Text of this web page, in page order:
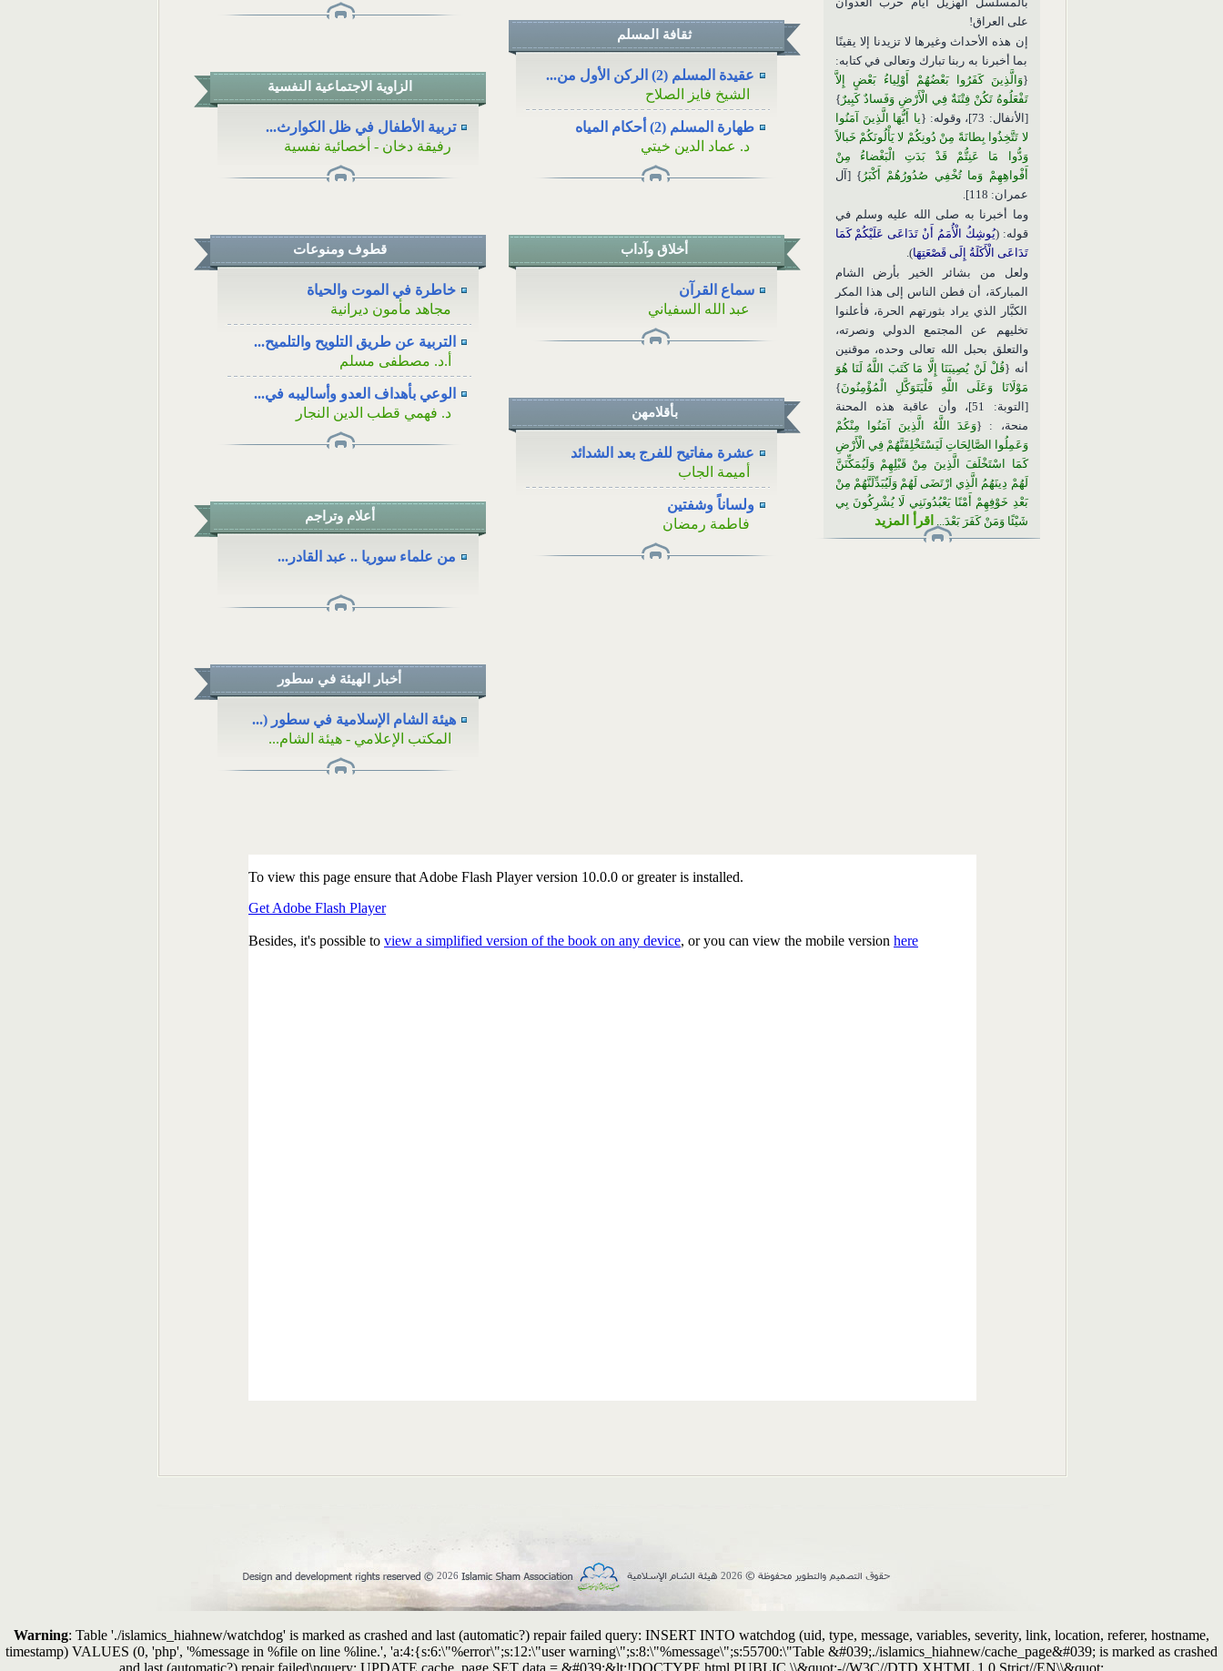
على العراق!
إن هذه الأحداث وغيرها لا تزيدنا إلا يقينًا
بما أخبرنا به ربنا تبارك وتعالى في كتابه:
{وَالَّذِينَ كَفَرُوا بَعْضُهُمْ أَوْلِياءُ بَعْضٍ إِلاَّ
تَفْعَلُوهُ تَكُنْ فِتْنَةٌ فِي الْأَرْضِ وَفَسادٌ كَبِيرٌ }
[الأنفال: 73]، وقوله: {
يا أَيُّهَا الَّذِينَ آمَنُوا
لا تَتَّخِذُوا بِطانَةً مِنْ دُونِكُمْ لا يَأْلُونَكُمْ خَبالاً
وَدُّوا مَا عَنِتُّمْ قَدْ بَدَتِ الْبَغْضاءُ مِنْ
أَفْواهِهِمْ وَما تُخْفِي صُدُورُهُمْ أَكْبَرُ } [آل
عمران: 118].
وما أخبرنا به صلى الله عليه وسلم في
قوله: (يُوشِكُ الْأُمَمُ أَنْ تَدَاعَى عَلَيْكُمْ كَمَا
تَدَاعَى الْأَكَلَةُ إِلَى قَصْعَتِهَا).
ولعل من بشائر الخير بأرض الشام
المباركة، أن فطن الناس إلى هذا المكر
الكبَّار الذي يراد بثورتهم الحرة، فأعلنوا
تخليهم عن المجتمع الدولي ونصرته،
والتعلق بحبل الله تعالى وحده، موقنين
أنه {قُلْ لَنْ يُصِيبَنَا إِلَّا مَا كَتَبَ اللَّهُ لَنَا هُوَ
مَوْلَانَا وَعَلَى اللَّهِ فَلْيَتَوَكَّلِ الْمُؤْمِنُونَ}
[التوبة: 51]، وأن عاقبة هذه المحنة
منحة، : {وَعَدَ اللَّهُ الَّذِينَ آمَنُوا مِنْكُمْ
وَعَمِلُوا الصَّالِحَاتِ لَيَسْتَخْلِفَنَّهُمْ فِي الْأَرْضِ
كَمَا اسْتَخْلَفَ الَّذِينَ مِنْ قَبْلِهِمْ وَلَيُمَكِّنَنَّ
لَهُمْ دِينَهُمُ الَّذِي ارْتَضَى لَهُمْ وَلَيُبَدِّلَنَّهُمْ مِنْ
بَعْدِ خَوْفِهِمْ أَمْنًا يَعْبُدُونَنِي لَا يُشْرِكُونَ بِي
شَيْئًا وَمَنْ كَفَرَ بَعْدَ... اقرأ المزيد
ثقافة المسلم
عقيدة المسلم (2) الركن الأول من...
الشيخ فايز الصلاح
طهارة المسلم (2) أحكام المياه
د. عماد الدين خيتي
أخلاق وآداب
سماع القرآن
عبد الله السفياني
بأقلامهن
عشرة مفاتيح للفرج بعد الشدائد
أميمة الجاب
ولساناً وشفتين
فاطمة رمضان
الزاوية الاجتماعية النفسية
تربية الأطفال في ظل الكوارث...
رفيقة دخان - أخصائية نفسية
قطوف ومنوعات
خاطرة في الموت والحياة
مجاهد مأمون ديرانية
التربية عن طريق التلويح والتلميح...
أ.د. مصطفى مسلم
الوعي بأهداف العدو وأساليبه في...
د. فهمي قطب الدين النجار
أعلام وتراجم
من علماء سوريا .. عبد القادر...
أخبار الهيئة في سطور
هيئة الشام الإسلامية في سطور (...
المكتب الإعلامي - هيئة الشام...
2026
2026
Warning: Table './islamics_hiahnew/watchdog' is marked as crashed and last (automatic?) repair failed query: INSERT INTO watchdog (uid, type, message, variables, severity, link, location, referer, hostname,
timestamp) VALUES (0, 'php', '%message in %file on line %line.', 'a:4:{s:6:\"%error\";s:12:\"user warning\";s:8:\"%message\";s:55700:\"Table &#039;./islamics_hiahnew/cache_page&#039; is marked as crashed
and last (automatic?) repair failed\nquery: UPDATE cache_page SET data = &#039;&lt;!DOCTYPE html PUBLIC \\&quot;-//W3C//DTD XHTML 1.0 Strict//EN\\&quot;